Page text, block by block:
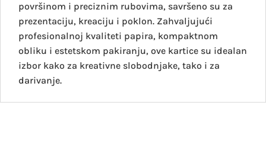
površinom i preciznim rubovima, savršeno su za
prezentaciju, kreaciju i poklon. Zahvaljujući
profesionalnoj kvaliteti papira, kompaktnom
obliku i estetskom pakiranju, ove kartice su idealan
izbor kako za kreativne slobodnjake, tako i za
darivanje.